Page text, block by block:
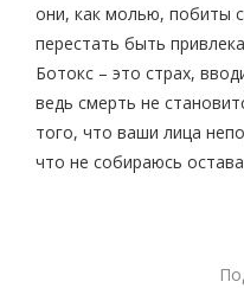
они, как молью, побиты
перестать быть
Ботокс – это страх,
ведь смерть не
того, что ваши лица
что не собираюсь